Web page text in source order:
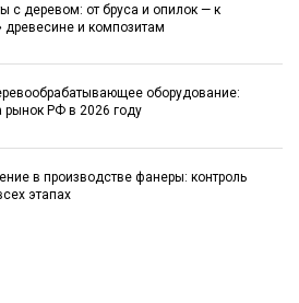
с деревом: от бруса и опилок — к
древесине и композитам
оборудование:
рынок РФ в 2026 году
в производстве фанеры: контроль
этапах